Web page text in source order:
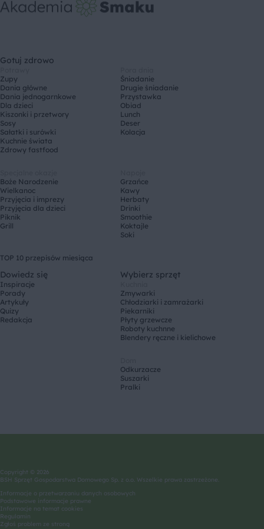
Gotuj zdrowo
Zupy
Dania główne
Dania jednogarnkowe
Dla dzieci
Kiszonki i przetwory
Sosy
Sałatki i surówki
Kuchnie świata
Zdrowy fastfood
Śniadanie
Drugie śniadanie
Przystawka
Obiad
Lunch
Deser
Kolacja
Boże Narodzenie
Wielkanoc
Przyjęcia i imprezy
Przyjęcia dla dzieci
Piknik
Grill
Grzańce
Kawy
Herbaty
Drinki
Smoothie
Koktajle
Soki
TOP 10 przepisów miesiąca
Dowiedz się
Inspiracje
Porady
Artykuły
Quizy
Redakcja
Wybierz sprzęt
Zmywarki
Chłodziarki i zamrażarki
Piekarniki
Płyty grzewcze
Roboty kuchnne
Blendery ręczne i kielichowe
Odkurzacze
Suszarki
Pralki
Copyright © 2026
BSH Sprzęt Gospodarstwa Domowego Sp. z o.o. Wszelkie prawa zastrzeżone.
Informacje o przetwarzaniu danych osobowych
Podstawowe informacje prawne
Informacje na temat cookies
Regulamin
Zgłoś problem ze stroną